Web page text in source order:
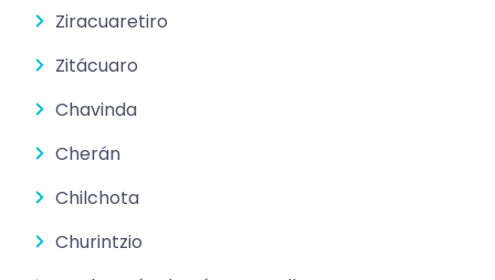
Ziracuaretiro
Zitácuaro
Chavinda
Cherán
Chilchota
Churintzio